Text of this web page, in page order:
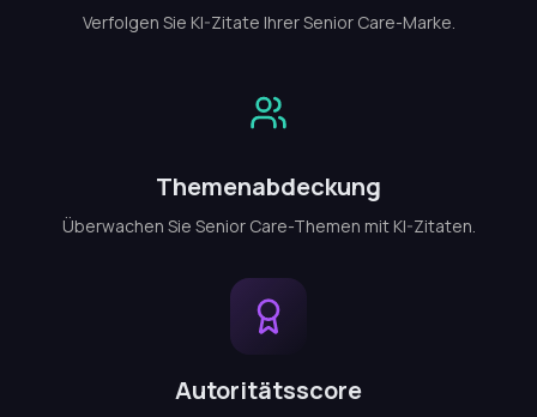
Verfolgen Sie KI-Zitate Ihrer Senior Care-Marke.
Themenabdeckung
Überwachen Sie Senior Care-Themen mit KI-Zitaten.
Autoritätsscore